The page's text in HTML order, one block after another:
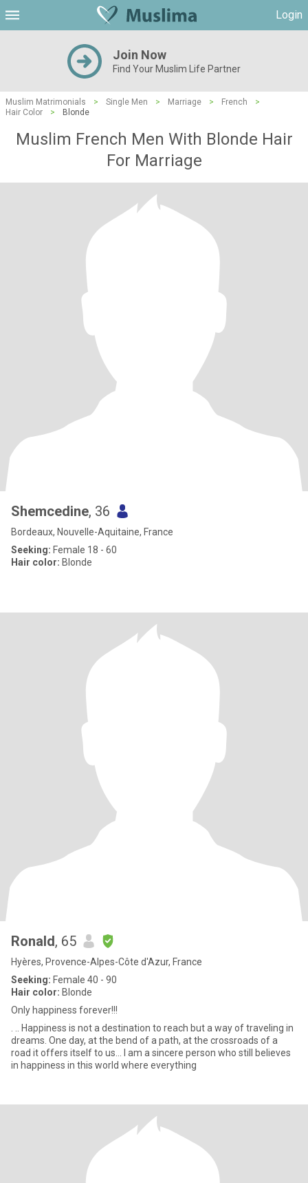
Login
Join Now
Find Your Muslim Life Partner
Muslim Matrimonials > Single Men > Marriage > French
>
Hair Color
> Blonde
Muslim French Men With Blonde Hair
For Marriage
Shemcedine, 36
Bordeaux, Nouvelle-Aquitaine, France
Seeking: Female 18 - 60
Hair color: Blonde
Ronald, 65
Hyères, Provence-Alpes-Côte d'Azur, France
Seeking: Female 40 - 90
Hair color: Blonde
Only happiness forever!!!
. .. Happiness is not a destination to reach but a way of traveling in
dreams. One day, at the bend of a path, at the crossroads of a
road it offers itself to us... I am a sincere person who still believes
in happiness in this world where everything